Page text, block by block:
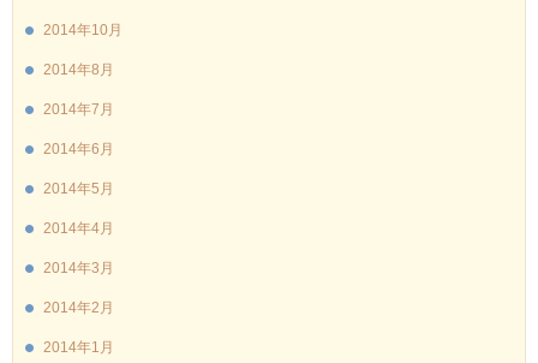
2014年10月
2014年8月
2014年7月
2014年6月
2014年5月
2014年4月
2014年3月
2014年2月
2014年1月